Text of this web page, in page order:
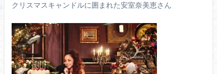
クリスマスキャンドルに囲まれた安室奈美恵さん